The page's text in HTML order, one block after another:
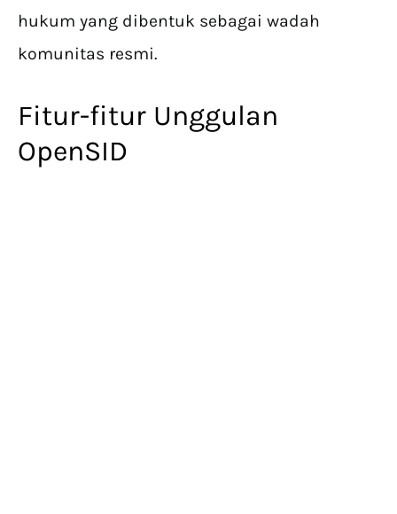
hukum yang dibentuk sebagai wadah
komunitas resmi.
Fitur-fitur Unggulan
OpenSID